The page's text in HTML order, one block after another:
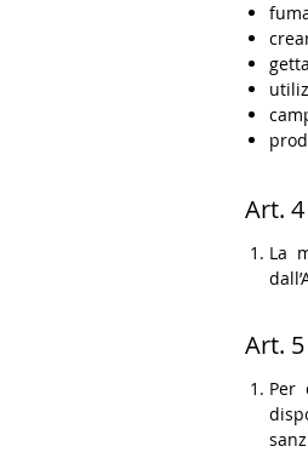
Art. 4
La
Art.
Per